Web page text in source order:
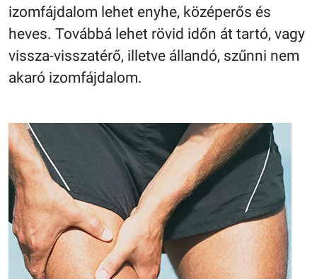
izomfájdalom lehet enyhe, középerős és
heves. Továbbá lehet rövid időn át tartó, vagy
vissza-visszatérő, illetve állandó, szűnni nem
akaró izomfájdalom.